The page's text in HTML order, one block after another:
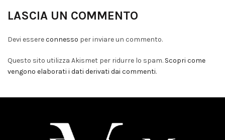
LASCIA UN COMMENTO
Devi essereconnesso per inviare un commento.
Questo sito utilizza Akismet per ridurre lo spam. Scopri come
vengono elaborati i dati derivati dai commenti.